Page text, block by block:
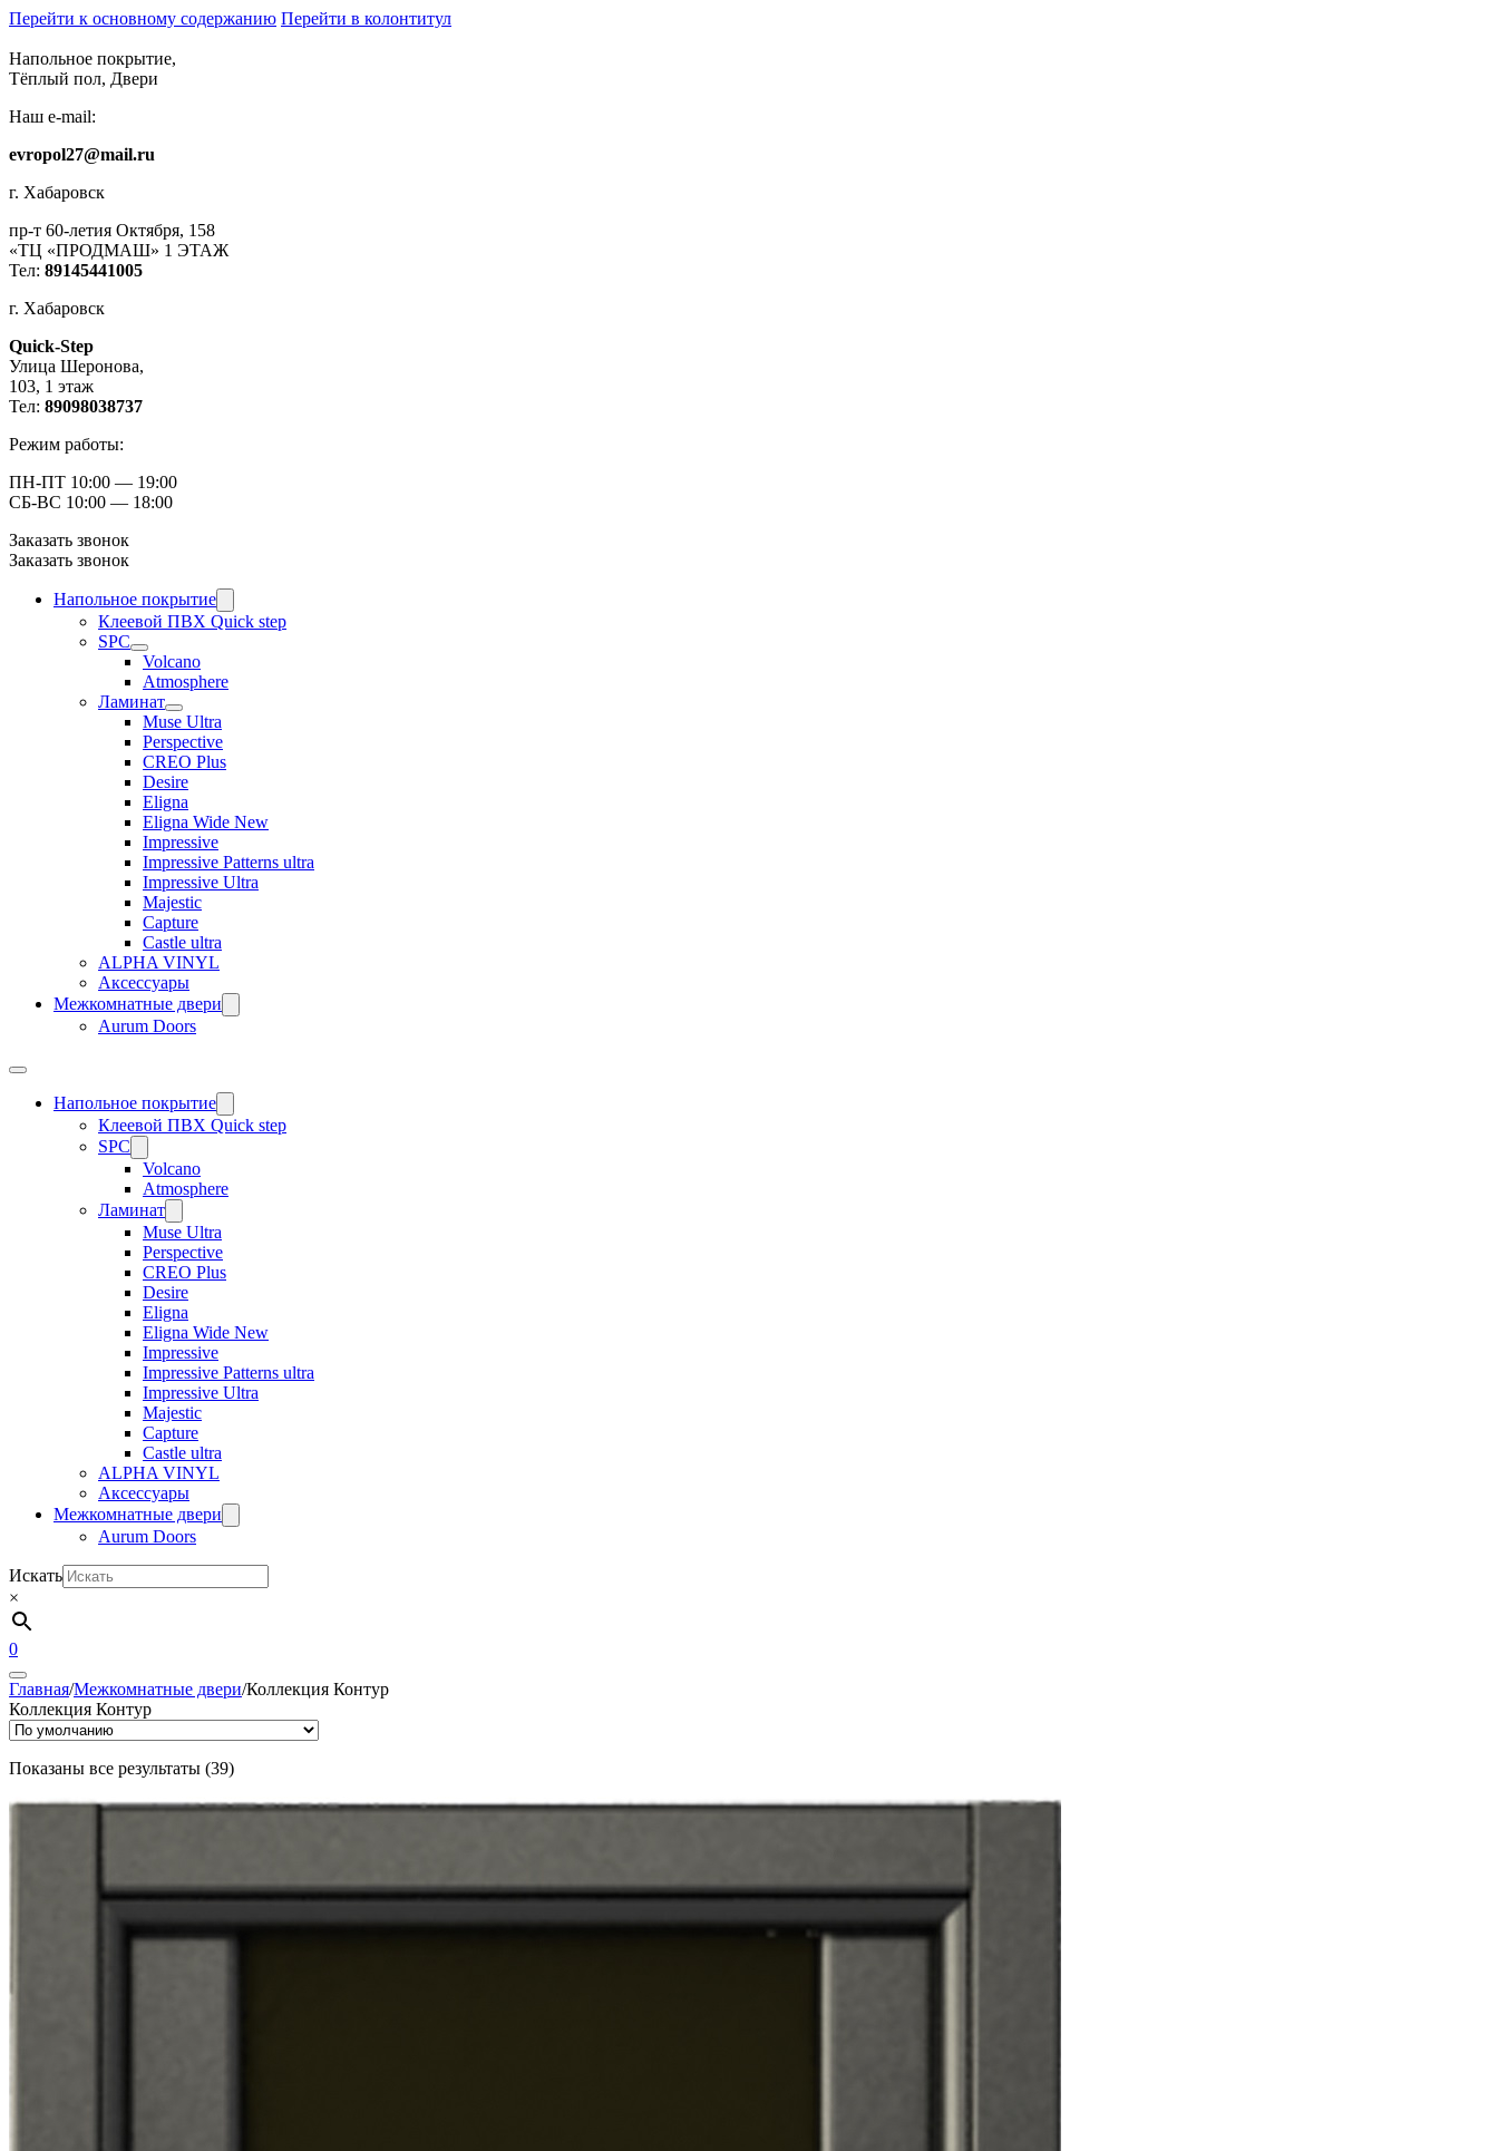
Перейти к основному содержанию Перейти в колонтитул
Напольное покрытие,
Тёплый пол, Двери
Наш e-mail:
evropol27@mail.ru
г. Хабаровск
пр-т 60-летия Октября, 158
«ТЦ «ПРОДМАШ» 1 ЭТАЖ
Тел: 89145441005
г. Хабаровск
Quick-Step
​Улица Шеронова,
103, ​1 этаж
Тел: 89098038737
Режим работы:
ПН-ПТ 10:00 — 19:00
СБ-ВС 10:00 — 18:00
Заказать звонок
Заказать звонок
Напольное покрытие
Клеевой ПВХ Quick step
SPC
Volcano
Atmosphere
Ламинат
Muse Ultra
Perspective
CREO Plus
Desire
Eligna
Eligna Wide New
Impressive
Impressive Patterns ultra
Impressive Ultra
Majestic
Capture
Castle ultra
ALPHA VINYL
Аксессуары
Межкомнатные двери
Aurum Doors
Напольное покрытие
Клеевой ПВХ Quick step
SPC
Volcano
Atmosphere
Ламинат
Muse Ultra
Perspective
CREO Plus
Desire
Eligna
Eligna Wide New
Impressive
Impressive Patterns ultra
Impressive Ultra
Majestic
Capture
Castle ultra
ALPHA VINYL
Аксессуары
Межкомнатные двери
Aurum Doors
Искать
×
0
Главная/Межкомнатные двери/Коллекция Контур
Коллекция Контур
Показаны все результаты (39)